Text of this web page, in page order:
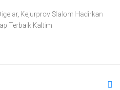
Kejurprov Slalom Hadirkan
Terbaik Kaltim